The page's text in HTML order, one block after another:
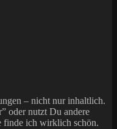
– nicht nur inhaltlich.
oder nutzt Du andere
finde ich wirklich schön.